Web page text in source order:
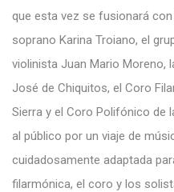
que esta vez se fusionará
soprano Karina Troiano, el
violinista Juan Mario Moreno,
José de Chiquitos, el Coro
Sierra y el Coro Polifónico de
al público por un viaje de
cuidadosamente adaptada
filarmónica, el coro y los